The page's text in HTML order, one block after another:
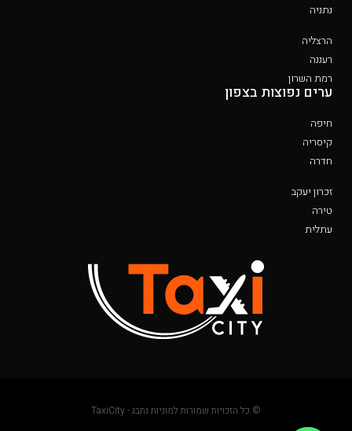
נתניה
הרצליה
רעננה
רמת השרון
ערים נפוצות בצפון
חיפה
קיסריה
חדרה
זכרון יעקב
טירה
עתלית
© כל הזכויות שמורות למוניות נתבג - TaxiCity